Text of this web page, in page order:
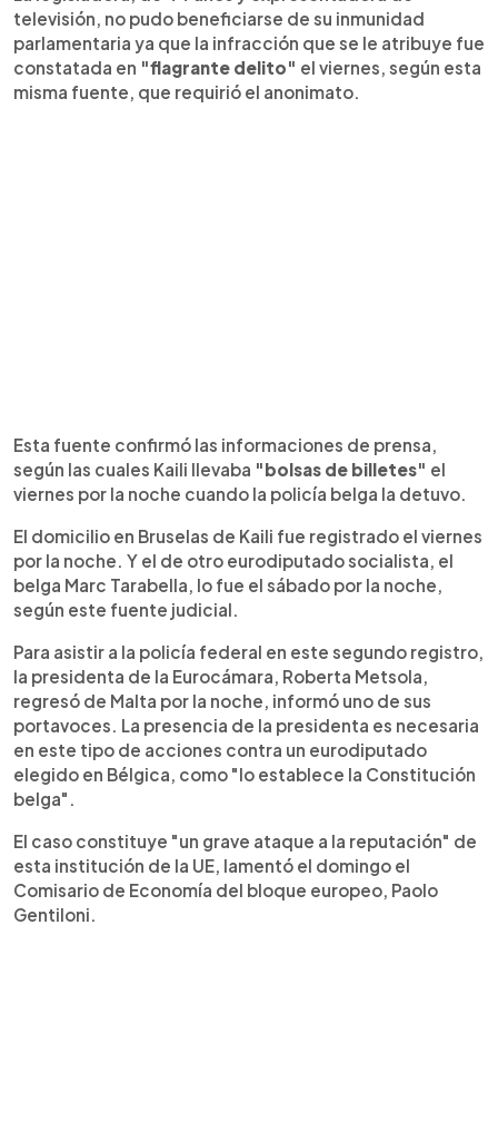
televisión, no pudo beneficiarse de su inmunidad
parlamentaria ya que la infracción que se le atribuye fue
constatada en "flagrante delito" el viernes, según esta
misma fuente, que requirió el anonimato.
Esta fuente confirmó las informaciones de prensa,
según las cuales Kaili llevaba "bolsas de billetes" el
viernes por la noche cuando la policía belga la detuvo.
El domicilio en Bruselas de Kaili fue registrado el viernes
por la noche. Y el de otro eurodiputado socialista, el
belga Marc Tarabella, lo fue el sábado por la noche,
según este fuente judicial.
Para asistir a la policía federal en este segundo registro,
la presidenta de la Eurocámara, Roberta Metsola,
regresó de Malta por la noche, informó uno de sus
portavoces. La presencia de la presidenta es necesaria
en este tipo de acciones contra un eurodiputado
elegido en Bélgica, como "lo establece la Constitución
belga".
El caso constituye "un grave ataque a la reputación" de
esta institución de la UE, lamentó el domingo el
Comisario de Economía del bloque europeo, Paolo
Gentiloni.